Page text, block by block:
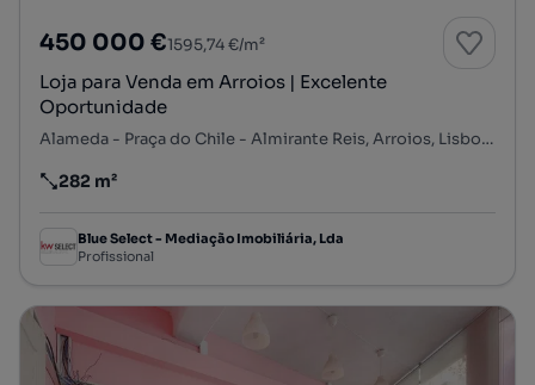
450 000 €1595,74 €/m²
Loja para Venda em Arroios | Excelente
Oportunidade
Alameda - Praça do Chile - Almirante Reis, Arroios, Lisboa, Lisboa
Preço por metro quadrado
282 m²
Blue Select - Mediação Imobiliária, Lda
Profissional